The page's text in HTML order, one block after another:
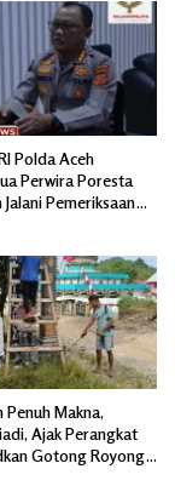
Polda Aceh
Perwira Poresta
Pemeriksaan
Makna,
Ajak Perangkat
Gotong Royong,